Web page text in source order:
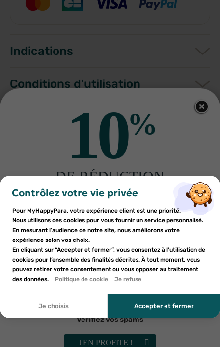
Indications
Conditions d'utilisation
Composition
Autres produits pour vous
AVENT
Avent Ultra Air 2 sucettes
MAM
MAM Original 2 sucettes silicone
Ajouter à ma liste d'envies ×
add_circle_outline
Créer une nouvelle liste
×
Nom de la liste d'envies
Annuler
Créer une liste d'envies
×
Vous devez être connecté pour ajouter des produits à votre
liste d'envies.
Annuler
Connexion
Contrôlez votre vie privée
Pour MyHappyPara, votre expérience client est une priorité.
Nous utilisons des cookies pour vous fournir un service personnalisé.
En mesurant l’audience de notre site, nous améliorons votre
expérience selon vos choix.
En cliquant sur “Accepter et fermer”, vous consentez à l’utilisation de
cookies pour l’ensemble des finalités décrites. À tout moment, vous
pouvez retirer votre consentement ou vous opposer au traitement
des données.
Politique de cookie Je refuse
Je choisis Accepter et fermer
10%
DE RÉDUCTION
sur votre première commande
Inscrivez-vous à notre newsletter et profitez
d'une réduction sur votre première commande*
En soumettant ce formulaire, j'accepte que les
informations saisies soient utilisées dans le cadre de
ma demande et de la relation commerciale qui peut en
découler. Vous référer à la politique de confidentialité.
Vérifiez vos spams
J'EN PROFITE !